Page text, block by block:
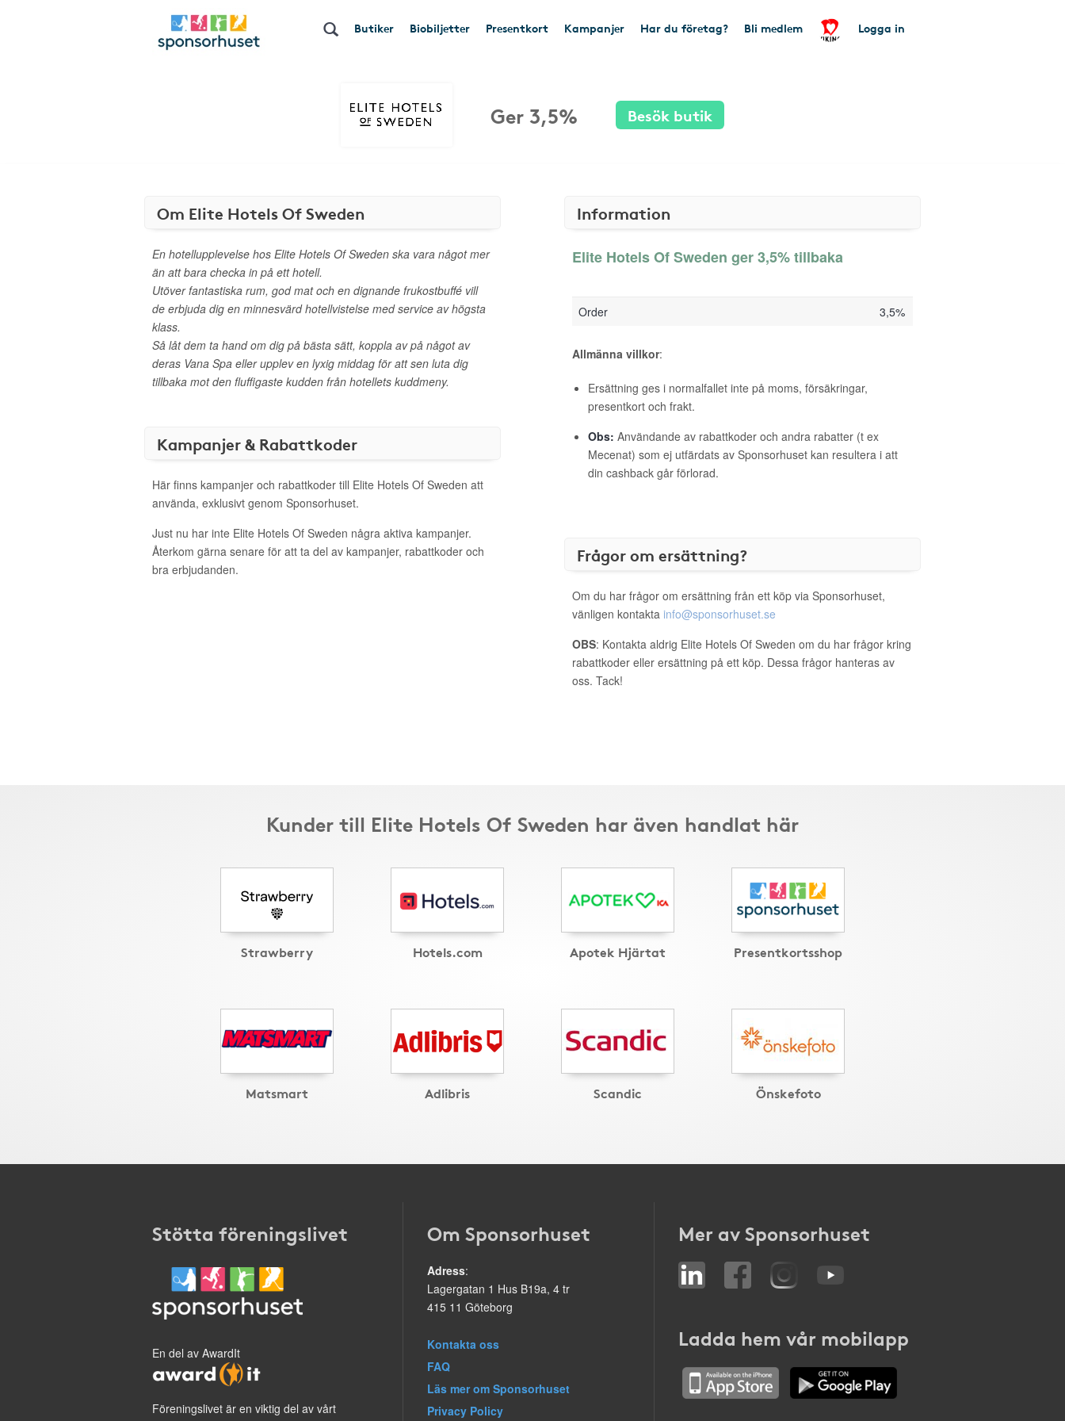
Butiker Biobiljetter Presentkort Kampanjer Har du företag? Bli medlem Logga in
Ger 3,5% Besök butik
Om Elite Hotels Of Sweden
En hotellupplevelse hos Elite Hotels Of Sweden ska vara något mer
än att bara checka in på ett hotell.
Utöver fantastiska rum, god mat och en dignande frukostbuffé vill
de erbjuda dig en minnesvärd hotellvistelse med service av högsta
klass.
Så låt dem ta hand om dig på bästa sätt, koppla av på något av
deras Vana Spa eller upplev en lyxig middag för att sen luta dig
tillbaka mot den fluffigaste kudden från hotellets kuddmeny.
Kampanjer & Rabattkoder
Här finns kampanjer och rabattkoder till Elite Hotels Of Sweden att
använda, exklusivt genom Sponsorhuset.
Just nu har inte Elite Hotels Of Sweden några aktiva kampanjer.
Återkom gärna senare för att ta del av kampanjer, rabattkoder och
bra erbjudanden.
Information
Elite Hotels Of Sweden ger 3,5% tillbaka
Order 3,5%
Allmänna villkor:
Ersättning ges i normalfallet inte på moms, försäkringar,
presentkort och frakt.
Obs: Användande av rabattkoder och andra rabatter (t ex
Mecenat) som ej utfärdats av Sponsorhuset kan resultera i att
din cashback går förlorad.
Frågor om ersättning?
Om du har frågor om ersättning från ett köp via Sponsorhuset,
vänligen kontakta info@sponsorhuset.se
OBS: Kontakta aldrig Elite Hotels Of Sweden om du har frågor kring
rabattkoder eller ersättning på ett köp. Dessa frågor hanteras av
oss. Tack!
Kunder till Elite Hotels Of Sweden har även handlat här
Strawberry Hotels.com Apotek Hjärtat Presentkortsshop
Matsmart Adlibris Scandic Önskefoto
Stötta föreningslivet
En del av AwardIt
Föreningslivet är en viktig del av vårt
Om Sponsorhuset
Adress:
Lagergatan 1 Hus B19a, 4 tr
415 11 Göteborg
Kontakta oss
FAQ
Läs mer om Sponsorhuset
Privacy Policy
Mer av Sponsorhuset
Ladda hem vår mobilapp